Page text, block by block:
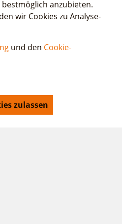
anzubieten.
wir Cookies zu Analyse-
und den Cookie-
zulassen